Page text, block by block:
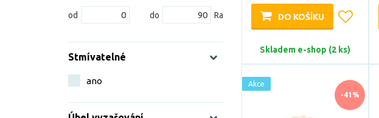
Stmívatelné
ano
DO KOŠÍKU
Skladem e-shop (2 ks)
-41%
Akce